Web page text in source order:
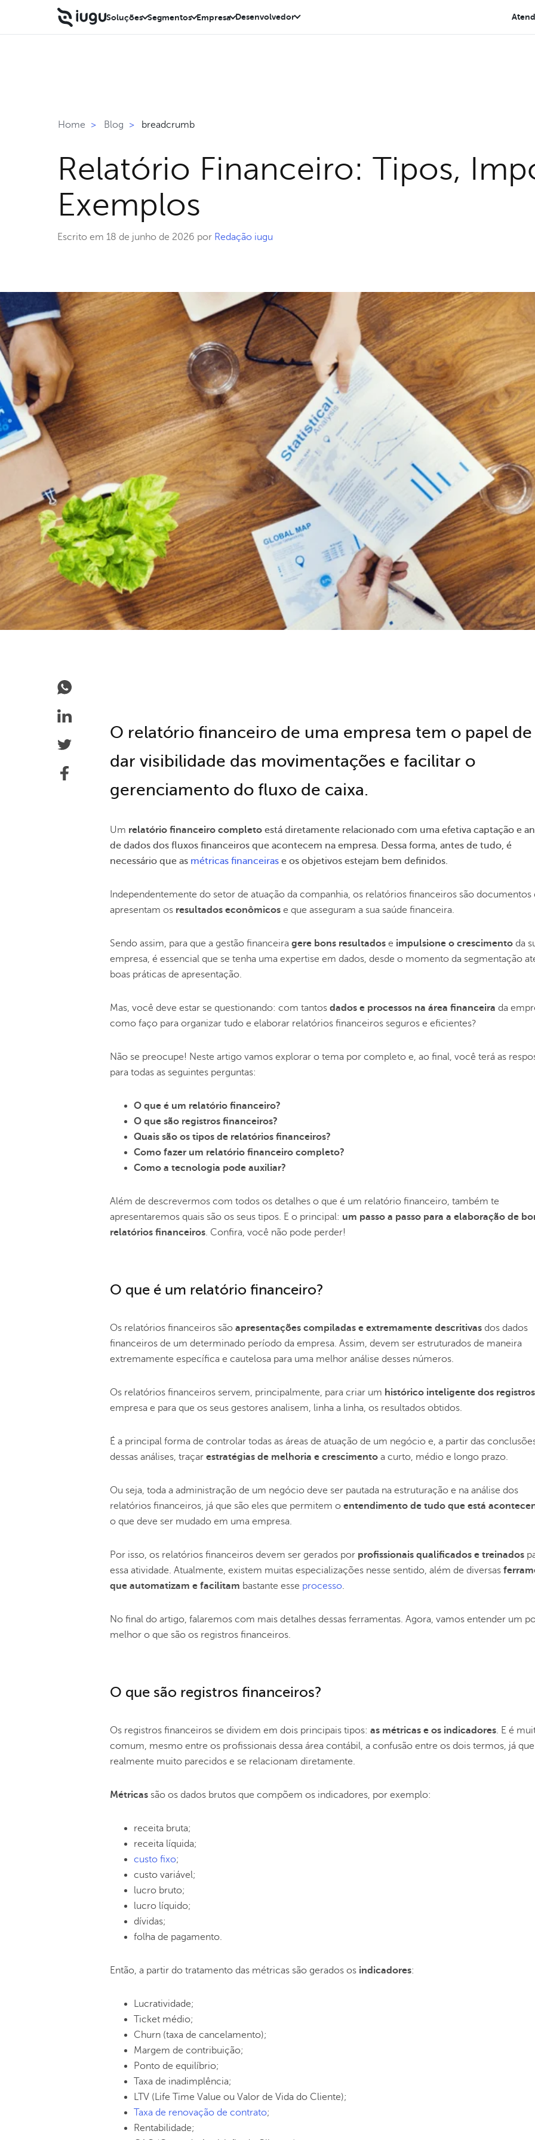
Soluções Segmentos Empresa Desenvolvedor
Home > Blog > breadcrumb
Relatório Financeiro: Tipos,
Exemplos
Escrito em 18 de junho de 2026 por Redação iugu
O relatório financeiro de uma empresa tem o papel de
dar visibilidade das movimentações e facilitar o
gerenciamento do fluxo de caixa.
Um relatório financeiro completo está diretamente relacionado com uma efetiva captação e
de dados dos fluxos financeiros que acontecem na empresa. Dessa forma, antes de tudo, é
necessário que as métricas financeiras e os objetivos estejam bem definidos.
Independentemente do setor de atuação da companhia, os relatórios financeiros são documentos
apresentam os resultados econômicos e que asseguram a sua saúde financeira.
Sendo assim, para que a gestão financeira gere bons resultados e impulsione o crescimento da
empresa, é essencial que se tenha uma expertise em dados, desde o momento da segmentação
boas práticas de apresentação.
Mas, você deve estar se questionando: com tantos dados e processos na área financeira da
como faço para organizar tudo e elaborar relatórios financeiros seguros e eficientes?
Não se preocupe! Neste artigo vamos explorar o tema por completo e, ao final, você terá as
para todas as seguintes perguntas:
O que é um relatório financeiro?
O que são registros financeiros?
Quais são os tipos de relatórios financeiros?
Como fazer um relatório financeiro completo?
Como a tecnologia pode auxiliar?
Além de descrevermos com todos os detalhes o que é um relatório financeiro, também te
apresentaremos quais são os seus tipos. E o principal: um passo a passo para a elaboração de
relatórios financeiros. Confira, você não pode perder!
O que é um relatório financeiro?
Os relatórios financeiros são apresentações compiladas e extremamente descritivas dos dados
financeiros de um determinado período da empresa. Assim, devem ser estruturados de maneira
extremamente específica e cautelosa para uma melhor análise desses números.
Os relatórios financeiros servem, principalmente, para criar um histórico inteligente dos registros
empresa e para que os seus gestores analisem, linha a linha, os resultados obtidos.
É a principal forma de controlar todas as áreas de atuação de um negócio e, a partir das
dessas análises, traçar estratégias de melhoria e crescimento a curto, médio e longo prazo.
Ou seja, toda a administração de um negócio deve ser pautada na estruturação e na análise dos
relatórios financeiros, já que são eles que permitem o entendimento de tudo que está
o que deve ser mudado em uma empresa.
Por isso, os relatórios financeiros devem ser gerados por profissionais qualificados e treinados
essa atividade. Atualmente, existem muitas especializações nesse sentido, além de diversas
que automatizam e facilitam bastante esse processo.
No final do artigo, falaremos com mais detalhes dessas ferramentas. Agora, vamos entender um
melhor o que são os registros financeiros.
O que são registros financeiros?
Os registros financeiros se dividem em dois principais tipos: as métricas e os indicadores. E é
comum, mesmo entre os profissionais dessa área contábil, a confusão entre os dois termos, já
realmente muito parecidos e se relacionam diretamente.
Métricas são os dados brutos que compõem os indicadores, por exemplo:
receita bruta;
receita líquida;
custo fixo;
custo variável;
lucro bruto;
lucro líquido;
dívidas;
folha de pagamento.
Então, a partir do tratamento das métricas são gerados os indicadores:
Lucratividade;
Ticket médio;
Churn (taxa de cancelamento);
Margem de contribuição;
Ponto de equilíbrio;
Taxa de inadimplência;
LTV (Life Time Value ou Valor de Vida do Cliente);
Taxa de renovação de contrato;
Rentabilidade;